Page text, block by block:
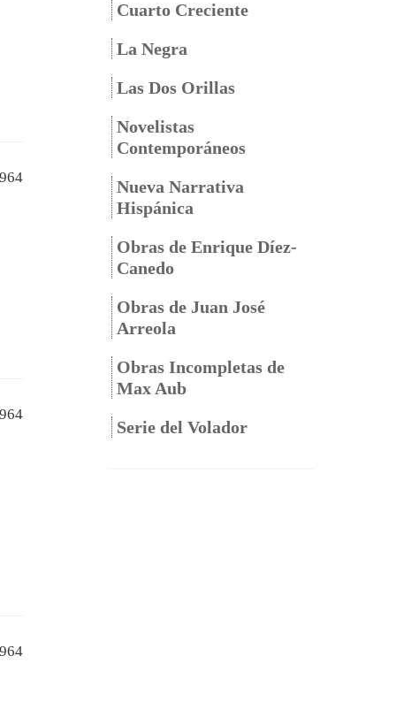
Cuarto Creciente
La Negra
Las Dos Orillas
Novelistas
Contemporáneos
Nueva Narrativa
Hispánica
Obras de Enrique Díez-
Canedo
Obras de Juan José
Arreola
Obras Incompletas de
Max Aub
Serie del Volador